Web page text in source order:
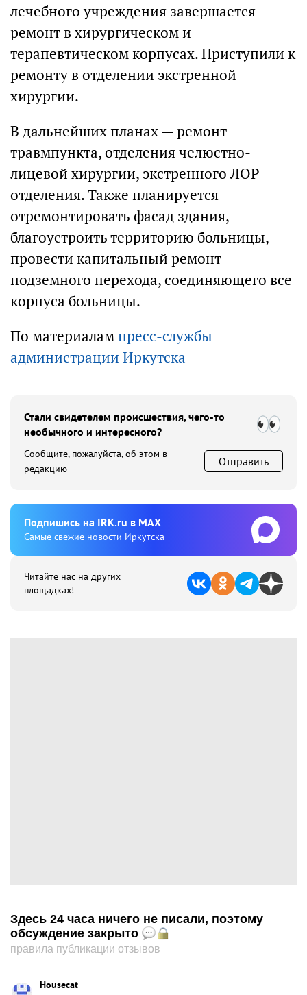
лечебного учреждения завершается
ремонт в хирургическом и
терапевтическом корпусах. Приступили к
ремонту в отделении экстренной
хирургии.
В дальнейших планах — ремонт
травмпункта, отделения челюстно-
лицевой хирургии, экстренного ЛОР-
отделения. Также планируется
отремонтировать фасад здания,
благоустроить территорию больницы,
провести капитальный ремонт
подземного перехода, соединяющего все
корпуса больницы.
По материалампресс-службы
администрации Иркутска
Стали свидетелем происшествия, чего-то
необычного и интересного?
Сообщите, пожалуйста, об этом в
редакцию
Отправить
Подпишиcь на IRK.ru в MAX
Cамые свежие новости Иркутска
Читайте нас на других
площадках!
Здесь 24 часа ничего не писали, поэтому
обсуждение закрыто
правила публикации отзывов
Housecat